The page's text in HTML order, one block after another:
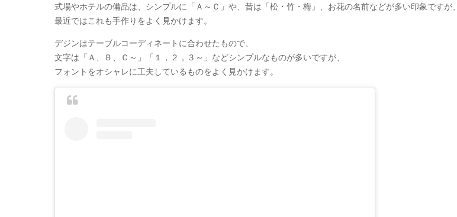
式場やホテルの備品は、シンプルに「Ａ～Ｃ」や、昔は「松・竹・梅」、お花の名前などが多い印象ですが、
最近ではこれも手作りをよく見かけます。
デジンはテーブルコーディネートに合わせたもので、
文字は「Ａ、Ｂ、Ｃ～」「１，２，３～」などシンプルなものが多いですが、
フォントをオシャレに工夫しているものをよく見かけます。